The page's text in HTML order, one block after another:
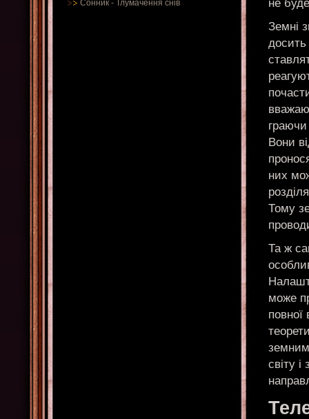
Сонник - Тлумачення снів
не
Земні
досить
Вони
них
Тому
Та ж
може
повної
світу